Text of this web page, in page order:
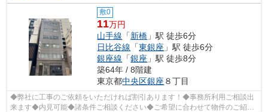
敷0
11万円
山手線 「新橋 」駅 徒歩6分
日比谷線 「東銀座 」駅 徒歩6分
銀座線 「銀座 」駅 徒歩8分
築64年 / 8階建
東京都中央区銀座 ８丁目
◆弊社に工事のご依頼をいただければ割引あります！◆事務所利用ご相談出
来ます◆内見可能◆諸条件ご相談ください◆ご希望に合わせて物件のご紹介